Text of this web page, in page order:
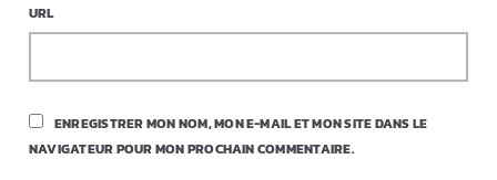
URL
ENREGISTRER MON NOM, MON E-MAIL ET MON SITE DANS LE
NAVIGATEUR POUR MON PROCHAIN COMMENTAIRE.